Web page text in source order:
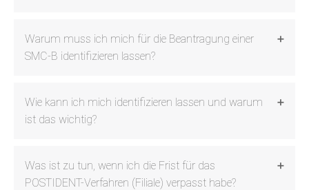
Warum muss ich mich für die Beantragung einer
SMC-B identifizieren lassen?
Wie kann ich mich identifizieren lassen und warum
ist das wichtig?
Was ist zu tun, wenn ich die Frist für das
POSTIDENT-Verfahren (Filiale) verpasst habe?